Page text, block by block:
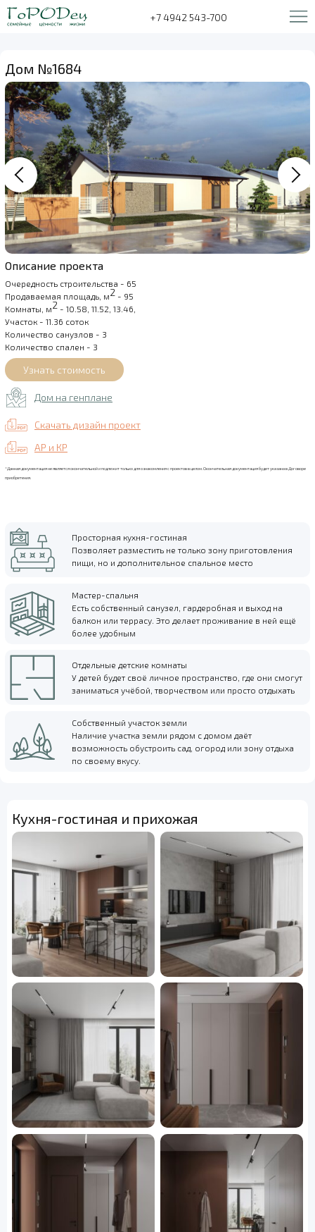
+7 4942 543-700
Дом №1684
Описание проекта
Очередность строительства - 65
Продаваемая площадь, м2 - 95
Комнаты, м2 - 10.58, 11.52, 13.46,
Участок - 11.36 соток
Количество санузлов - 3
Количество спален - 3
Дом на генплане
Скачать дизайн проект
АР и КР
*Данная документация не является окончательной и подлежит только для ознакомления с проектов в целом. Окончательная документация будет указана в Договоре
приобретения.
Просторная кухня-гостиная
Позволяет разместить не только зону приготовления
пищи, но и дополнительное спальное место
Мастер-спальня
Есть собственный санузел, гардеробная и выход на
балкон или террасу. Это делает проживание в ней ещё
более удобным
Отдельные детские комнаты
У детей будет своё личное пространство, где они смогут
заниматься учёбой, творчеством или просто отдыхать
Собственный участок земли
Наличие участка земли рядом с домом даёт
возможность обустроить сад, огород или зону отдыха
по своему вкусу.
Кухня-гостиная и прихожая